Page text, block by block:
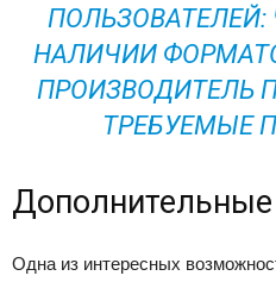
НАЛИЧИИ
ПРОИЗВОДИТЕЛЬ
ТРЕБУЕМЫЕ
Одна из интересных